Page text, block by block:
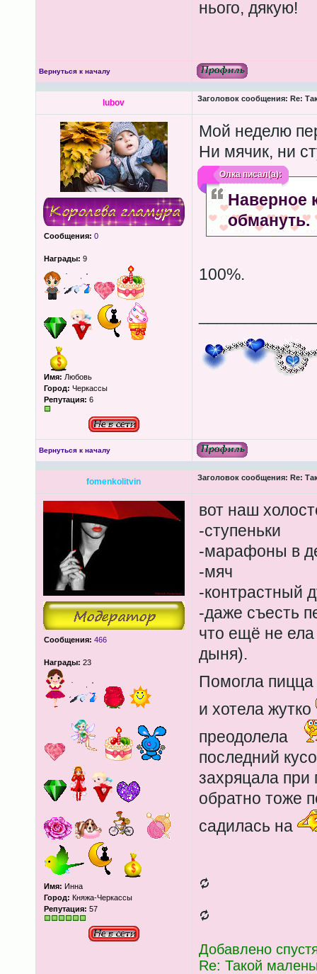
нього, дякую!
Вернуться к началу
lubov Заголовок сообщения: Re:
Сообщения: 0
Награды: 9
Имя: Любовь
Город: Черкассы
Репутация: 6
Мой неделю
Ни мячик, ни
Олкаписал(а):
Наверное
обмануть.
100%.
Вернуться к началу
fomenkolitvin Заголовок сообщения: Re:
Сообщения: 466
Награды: 23
Имя: Инна
Город: Княжа-Черкассы
Репутация: 57
вот наш
-ступеньки
-марафоны в
-мяч
-контрастный
-даже съесть
что ещё не ела
дыня).
Помогла пицца
и хотела жутко
преодолела
последний
захряцала
обратно тоже
садилась на
Добавлено
Re: Такой